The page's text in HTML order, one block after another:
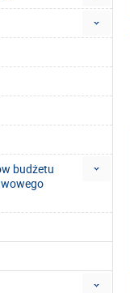
budżetu